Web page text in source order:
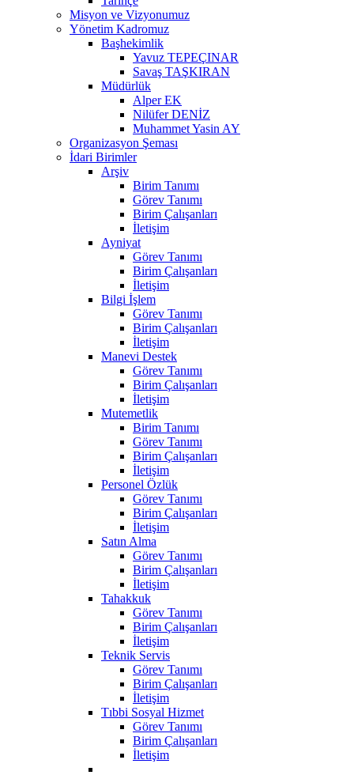
Misyon ve Vizyonumuz
Yönetim Kadromuz
Başhekimlik
Yavuz TEPEÇINAR
Savaş TAŞKIRAN
Müdürlük
Alper EK
Nilüfer DENİZ
Muhammet Yasin AY
Organizasyon Şeması
İdari Birimler
Arşiv
Birim Tanımı
Görev Tanımı
Birim Çalışanları
İletişim
Ayniyat
Görev Tanımı
Birim Çalışanları
İletişim
Bilgi İşlem
Görev Tanımı
Birim Çalışanları
İletişim
Manevi Destek
Görev Tanımı
Birim Çalışanları
İletişim
Mutemetlik
Birim Tanımı
Görev Tanımı
Birim Çalışanları
İletişim
Personel Özlük
Görev Tanımı
Birim Çalışanları
İletişim
Satın Alma
Görev Tanımı
Birim Çalışanları
İletişim
Tahakkuk
Görev Tanımı
Birim Çalışanları
İletişim
Teknik Servis
Görev Tanımı
Birim Çalışanları
İletişim
Tıbbi Sosyal Hizmet
Görev Tanımı
Birim Çalışanları
İletişim